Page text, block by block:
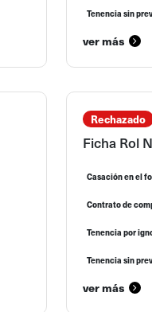
Tenencia sin
ver más
Rechazado
Ficha Rol
Casación en el
Contrato de
Tenencia por
Tenencia sin
ver más